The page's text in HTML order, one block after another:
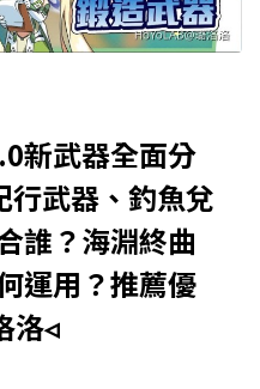
新武器全面分
行武器、釣魚兌
誰？海淵終曲
運用？推薦優
洛◃